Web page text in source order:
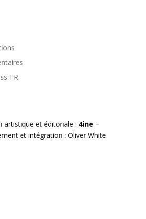
FR
artistique et éditoriale : 4ine –
et intégration : Oliver White